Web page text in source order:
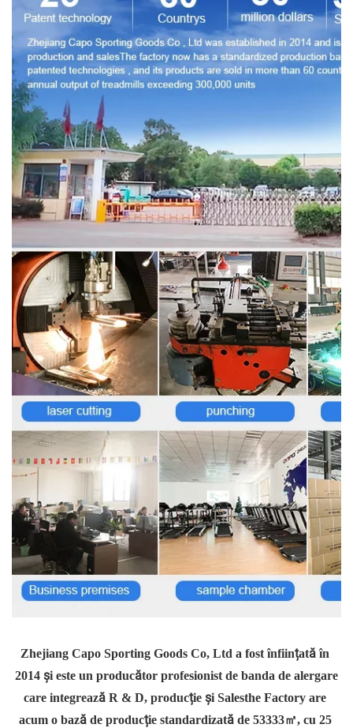
Zhejiang Capo Sporting Goods Co, Ltd a fost înființată în
2014 și este un producător profesionist de banda de alergare
care integrează R & D, producție și Salesthe Factory are
acum o bază de producție standardizată de 53333㎡, cu 25